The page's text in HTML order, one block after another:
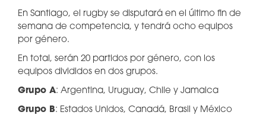
En Santiago, el rugby se disputará en el último fin de
semana de competencia, y tendrá ocho equipos
por género.
En total, serán 20 partidos por género, con los
equipos divididos en dos grupos.
Grupo A: Argentina, Uruguay, Chile y Jamaica
Grupo B: Estados Unidos, Canadá, Brasil y México